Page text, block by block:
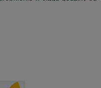
jest łożyskowany i
wyłączą silnik, a co za
tuleją,